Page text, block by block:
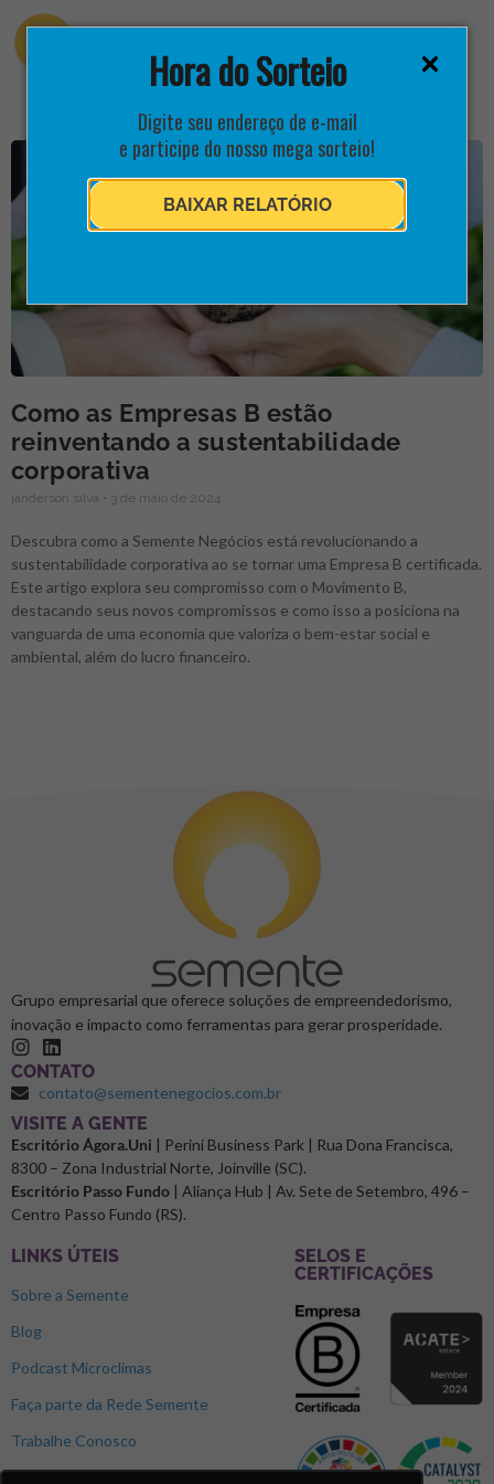
Hora do Sorteio
Digite seu endereço de e-mail
e participe do nosso mega sorteio!
BAIXAR RELATÓRIO
Como as Empresas B estão
reinventando a sustentabilidade
corporativa
janderson silva 3 de maio de 2024
Descubra como a Semente Negócios está revolucionando a
sustentabilidade corporativa ao se tornar uma Empresa B certificada.
Este artigo explora seu compromisso com o Movimento B,
destacando seus novos compromissos e como isso a posiciona na
vanguarda de uma economia que valoriza o bem-estar social e
ambiental, além do lucro financeiro.
Grupo empresarial que oferece soluções de empreendedorismo,
inovação e impacto como ferramentas para gerar prosperidade.
CONTATO
contato@sementenegocios.com.br
⁠VISITE A GENTE
Escritório Ágora.Uni | Perini Business Park | Rua Dona Francisca,
8300 – Zona Industrial Norte, Joinville (SC).
Escritório Passo Fundo | Aliança Hub | Av. Sete de Setembro, 496 –
Centro Passo Fundo (RS).
LINKS ÚTEIS
Sobre a Semente
Blog
Podcast Microclimas
Faça parte da Rede Semente
Trabalhe Conosco
SELOS E
CERTIFICAÇÕES